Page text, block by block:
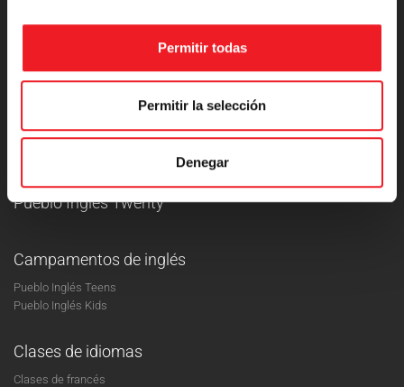
Permitir todas
Permitir la selección
Denegar
+34 910 889 404
Pueblo Inglés
Inglés para empresas
Pueblo Inglés Twenty
Campamentos de inglés
Pueblo Inglés Teens
Pueblo Inglés Kids
Clases de idiomas
Clases de francés